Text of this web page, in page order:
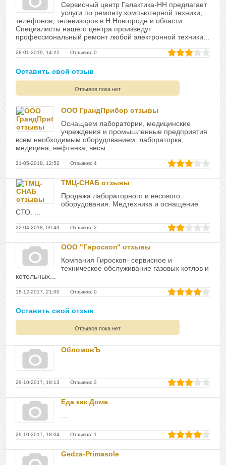
Сервисный центр Галактика-НН предлагает
услуги по ремонту компьютерной техники,
телефонов, телевизоров в Н.Новгороде и области.
Специалисты нашего центра произведут
профессиональный ремонт любой электронной техники...
28-01-2019, 14:22 Отзывов: 0
Оставить свой отзыв
Отзывов пока нет
ООО ГрандПрибор отзывы
Оснащаем лаборатории, медицинские
учреждения и промышленные предприятия
всем необходимым оборудованием: лабораторка,
медицина, нефтянка, весы...
31-05-2018, 12:52 Отзывов: 4
ТМЦ-СНАБ отзывы
Продажа лабораторного и весового
оборудования. Медтехника и оснащение
СТО. ...
22-04-2018, 09:43 Отзывов: 2
ООО "Гироскоп" отзывы
Компания Гироскоп- сервисное и
техническое обслуживание газовых котлов и
котельных...
18-12-2017, 21:00 Отзывов: 0
Оставить свой отзыв
Отзывов пока нет
ОбломовЪ
29-10-2017, 18:13 Отзывов: 3
Еда как Дома
29-10-2017, 18:04 Отзывов: 1
Gedza-Primasole